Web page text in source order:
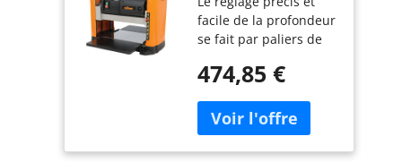
TPT125 (583534)
facile de la profondeur
se fait par paliers de
la tête de coupe de 3,2
grande polyvalence La
conception à 4
colonnes procure une
474,85 €